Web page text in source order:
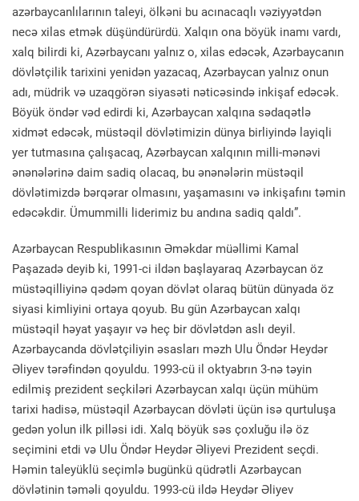
azərbaycanlılarının taleyi, ölkəni bu acınacaqlı vəziyyətdən
necə xilas etmək düşündürürdü. Xalqın ona böyük inamı vardı,
xalq bilirdi ki, Azərbaycanı yalnız o, xilas edəcək, Azərbaycanın
dövlətçilik tarixini yenidən yazacaq, Azərbaycan yalnız onun
adı, müdrik və uzaqgörən siyasəti nəticəsində inkişaf edəcək.
Böyük öndər vəd edirdi ki, Azərbaycan xalqına sədaqətlə
xidmət edəcək, müstəqil dövlətimizin dünya birliyində layiqli
yer tutmasına çalışacaq, Azərbaycan xalqının milli-mənəvi
ənənələrinə daim sadiq olacaq, bu ənənələrin müstəqil
dövlətimizdə bərqərar olmasını, yaşamasını və inkişafını təmin
edəcəkdir. Ümummilli liderimiz bu andına sadiq qaldı”.
Azərbaycan Respublikasının Əməkdar müəllimi Kamal
Paşazadə deyib ki, 1991-ci ildən başlayaraq Azərbaycan öz
müstəqilliyinə qədəm qoyan dövlət olaraq bütün dünyada öz
siyasi kimliyini ortaya qoyub. Bu gün Azərbaycan xalqı
müstəqil həyat yaşayır və heç bir dövlətdən aslı deyil.
Azərbaycanda dövlətçiliyin əsasları məzh Ulu Öndər Heydər
Əliyev tərəfindən qoyuldu. 1993-cü il oktyabrın 3-nə təyin
edilmiş prezident seçkiləri Azərbaycan xalqı üçün mühüm
tarixi hadisə, müstəqil Azərbaycan dövləti üçün isə qurtuluşa
gedən yolun ilk pilləsi idi. Xalq böyük səs çoxluğu ilə öz
seçimini etdi və Ulu Öndər Heydər Əliyevi Prezident seçdi.
Həmin taleyüklü seçimlə bugünkü qüdrətli Azərbaycan
dövlətinin təməli qoyuldu. 1993-cü ildə Heydər Əliyev